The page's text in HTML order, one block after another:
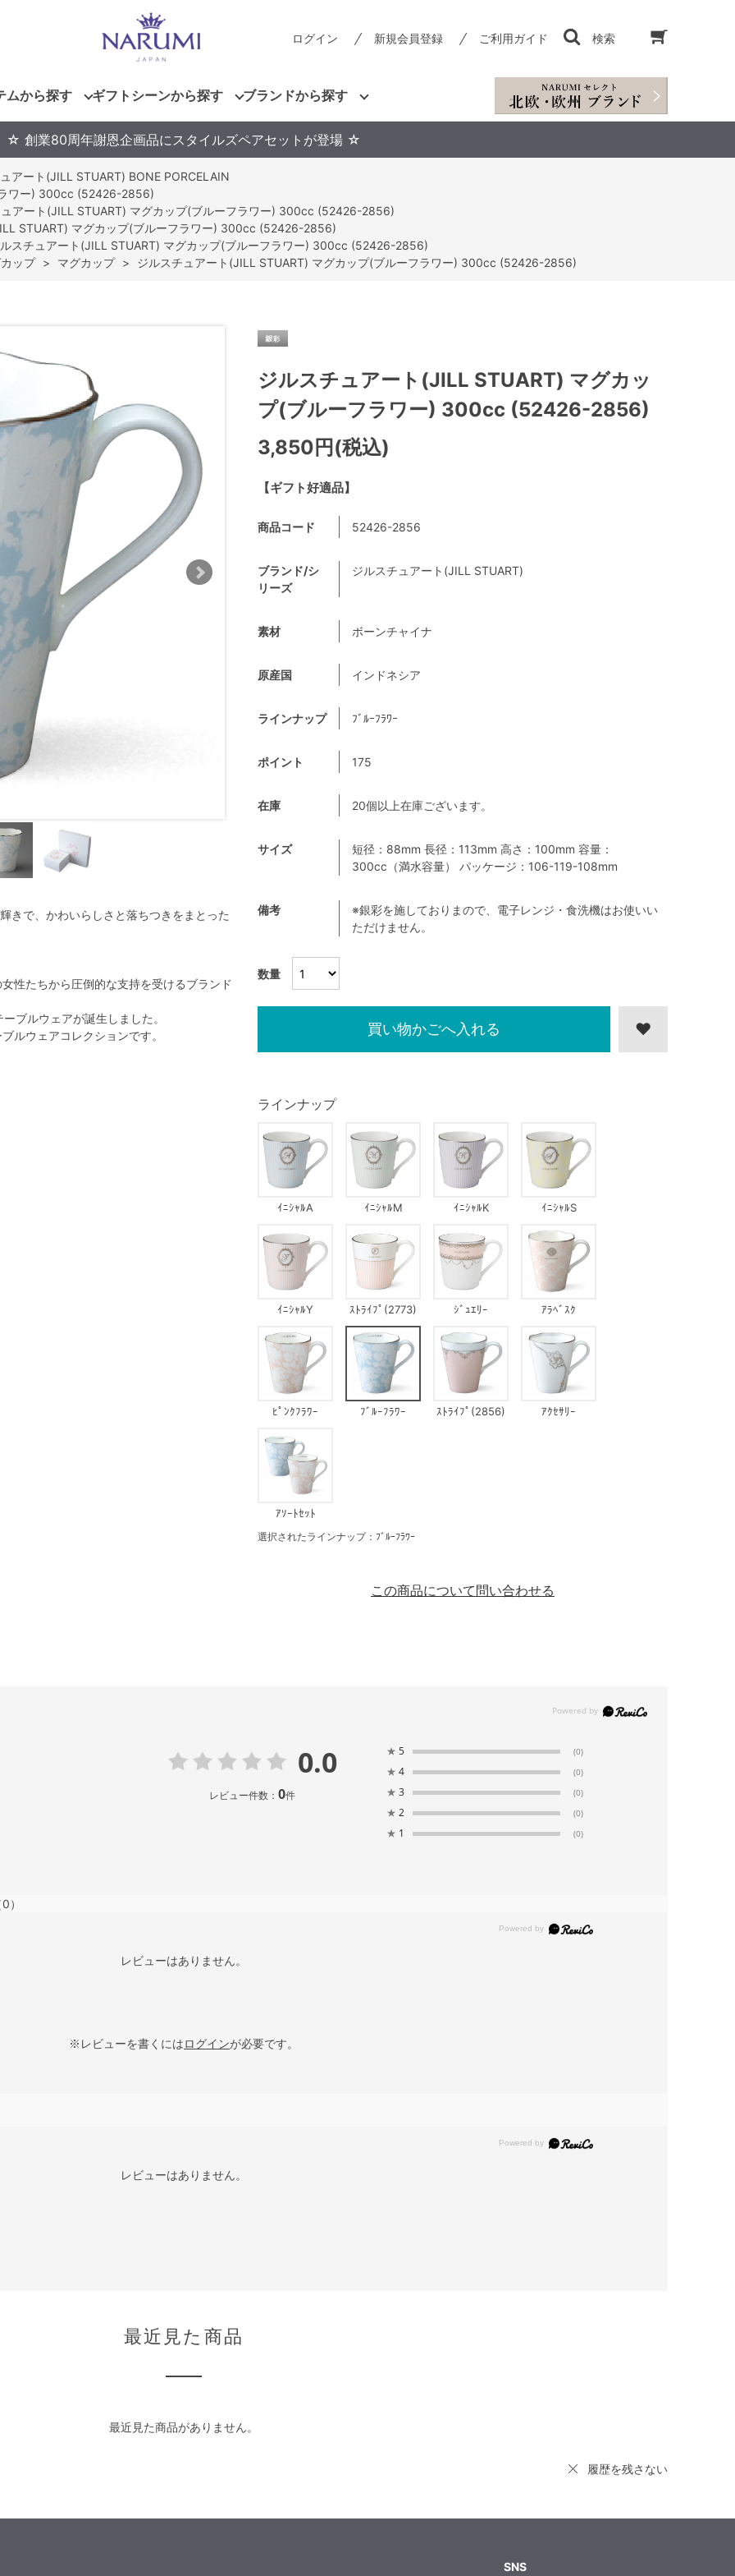
ログイン 新規会員登録 ご利用ガイド 検索
ムから探す ギフトシーンから探す ブランドから探す
☆ 創業80周年謝恩企画品にスタイルズペアセットが登場 ☆
アート(JILL STUART) BONE PORCELAIN
ワー) 300cc (52426-2856)
アート(JILL STUART) マグカップ(ブルーフラワー) 300cc (52426-2856)
STUART) マグカップ(ブルーフラワー) 300cc (52426-2856)
スチュアート(JILL STUART) マグカップ(ブルーフラワー) 300cc (52426-2856)
ップ > マグカップ > ジルスチュアート(JILL STUART) マグカップ(ブルーフラワー) 300cc (52426-2856)
きで、かわいらしさと落ちつきをまとった
性たちから圧倒的な支持を受けるブランド
ブルウェアが誕生しました。
ルウェアコレクションです。
【ギフト好適品】
ジルスチュアート(JILL STUART) マグカッ
プ(ブルーフラワー) 300cc (52426-2856)
3,850円(税込)
数量
商品コード 52426-2856
ブランド/シ
リーズ
ジルスチュアート(JILL STUART)
素材 ボーンチャイナ
原産国 インドネシア
ラインナップ ﾌﾞﾙｰﾌﾗﾜｰ
ポイント 175
在庫 20個以上在庫ございます。
サイズ
短径：88mm 長径：113mm 高さ：100mm 容量：
300cc（満水容量） パッケージ：106-119-108mm
備考
※銀彩を施しておりまので、電子レンジ・食洗機はお使いい
ただけません。
ラインナップ
ｲﾆｼｬﾙA ｲﾆｼｬﾙM ｲﾆｼｬﾙK ｲﾆｼｬﾙS
ｲﾆｼｬﾙY ｽﾄﾗｲﾌﾟ(2773) ｼﾞｭｴﾘｰ ｱﾗﾍﾞｽｸ
ﾋﾟﾝｸﾌﾗﾜｰ ﾌﾞﾙｰﾌﾗﾜｰ ｽﾄﾗｲﾌﾟ(2856) ｱｸｾｻﾘｰ
ｱｿｰﾄｾｯﾄ
選択されたラインナップ：ﾌﾞﾙｰﾌﾗﾜｰ
買い物かごへ入れる
この商品について問い合わせる
0.0
レビュー件数： 0件
★ 5 (0)
★ 4 (0)
★ 3 (0)
★ 2 (0)
★ 1 (0)
）
レビューはありません。
※レビューを書くにはログインが必要です。
レビューはありません。
最近見た商品
最近見た商品がありません。
履歴を残さない
SNS